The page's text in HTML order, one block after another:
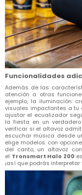
Funcionalidades
Además de las
atención a otras
ejemplo, la iluminación:
visuales impactantes a tu
ajustar el ecualizador
la fiesta en un
verificar si el altavoz
escuchar música desde
elige modelos con
del canto, un altavoz
el Tronsmart Halo 200
¡así que podrás